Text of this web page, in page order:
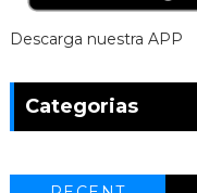
Descarga nuestra APP
Categorias